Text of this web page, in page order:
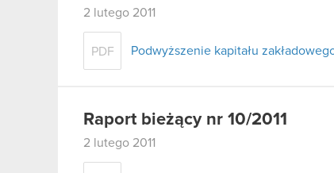
2 lutego 2011
PDF Podwyższenie kapitału
Raport bieżący nr 10/2011
2 lutego 2011